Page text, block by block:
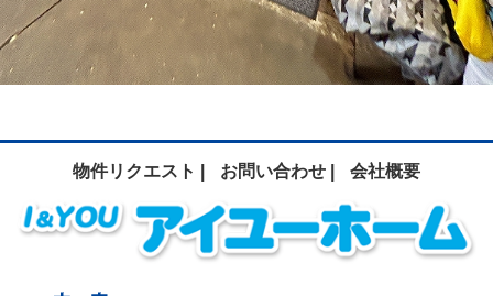
物件リクエスト | お問い合わせ | 会社概要